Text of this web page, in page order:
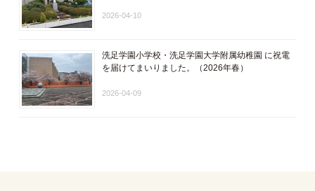
2026-04-10
洗足学園小学校・洗足学園大学附属幼稚園 に祝電
を届けてまいりました。（2026年春）
2026-04-09